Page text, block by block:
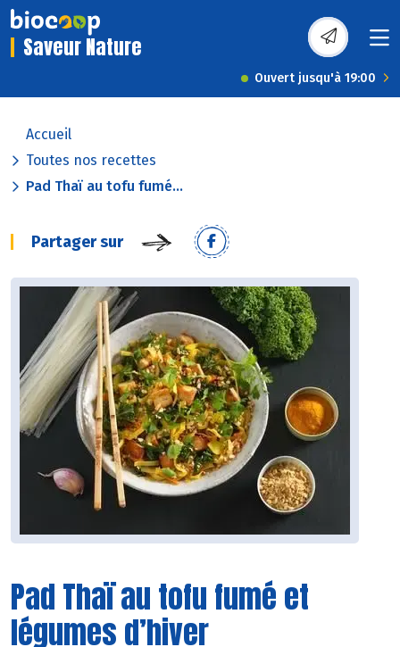
Saveur Nature
Ouvert jusqu'à 19:00
Accueil
Toutes nos recettes
Pad Thaï au tofu fumé...
Partager sur
Pad Thaï au tofu fumé et
légumes d’hiver